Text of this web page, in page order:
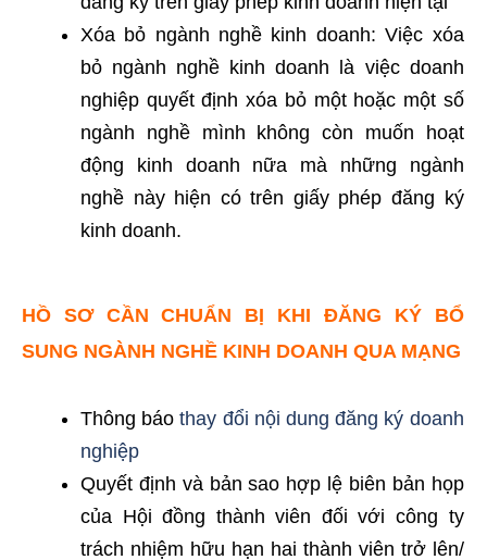
Xóa bỏ ngành nghề kinh doanh: Việc xóa
bỏ ngành nghề kinh doanh là việc doanh
nghiệp quyết định xóa bỏ một hoặc một số
ngành nghề mình không còn muốn hoạt
động kinh doanh nữa mà những ngành
nghề này hiện có trên giấy phép đăng ký
kinh doanh.
HỒ SƠ CẦN CHUẨN BỊ KHI ĐĂNG KÝ BỔ
SUNG NGÀNH NGHỀ KINH DOANH QUA MẠNG
Thông báothay đổi nội dung đăng ký doanh
nghiệp
Quyết định và bản sao hợp lệ biên bản họp
của Hội đồng thành viên đối với công ty
trách nhiệm hữu hạn hai thành viên trở lên/